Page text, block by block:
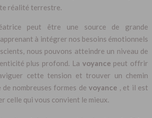
réalité terrestre.
peut être une source de grande
à intégrer nos besoins émotionnels
nous pouvons atteindre un niveau de
plus profond. La voyance peut offrir
cette tension et trouver un chemin
de nombreuses formes de voyance
, et il est
celle qui vous convient le mieux.